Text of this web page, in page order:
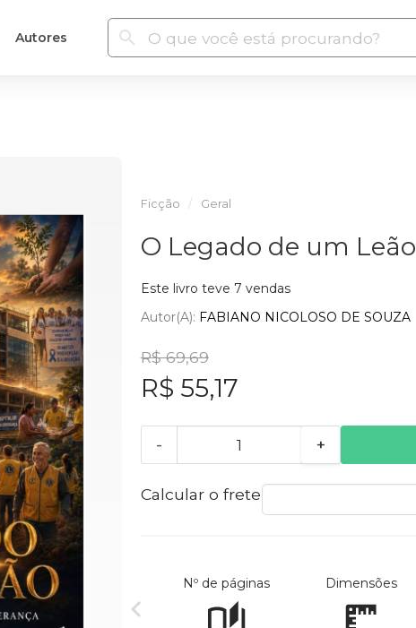
Autores
Ficção Geral
O Legado de um Leão
Este livro teve 7 vendas
Autor(a): FABIANO NICOLOSO DE SOUZA
R$ 69,69
R$ 55,17
- +
Calcular o frete
Nº de páginas Dimensões